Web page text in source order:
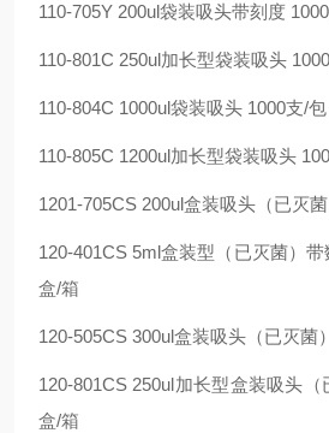
110-705Y 200ul袋装吸头带刻度
110-801C 250ul加长型袋装吸头
110-804C 1000ul袋装吸头 1000支/
110-805C 1200ul加长型袋装吸头
1201-705CS 200ul盒装吸头（已灭
120-401CS 5ml盒装型（已灭菌）
盒/箱
120-505CS 300ul盒装吸头（已灭菌
120-801CS 250ul加长型盒装吸头
盒/箱